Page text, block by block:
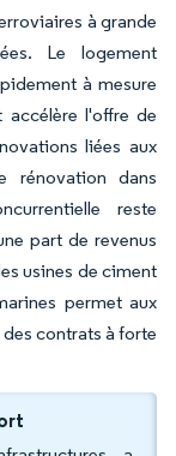
à grande
Le logement
à mesure
l'offre de
liées aux
rénovation dans
reste
part de revenus
usines de ciment
permet aux
contrats à forte